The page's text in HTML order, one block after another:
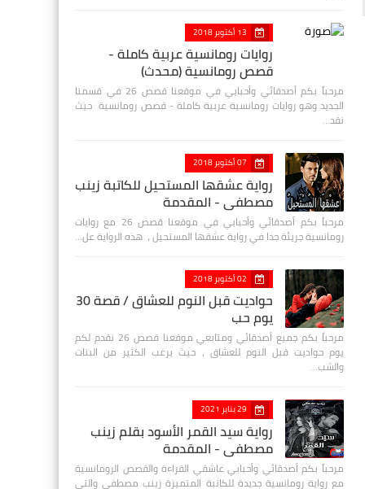
13 أكتوبر 2018
روايات رومانسية عربية كاملة -
قصص رومانسية (محدث)
مرحباً بكم أصدقائي وأحبابي في موقعنا قصص 26 في قسمنا
الجديد وهو روايات رومانسية عربية كاملة - قصص رومانسية حيث
نقد…
07 أكتوبر 2018
رواية عشقها المستحيل للكاتبة زينب
مصطفي - المقدمة
مرحباً بكم أصدقائي وأحبابي في موقعنا قصص 26 مع روايات
رومانسية جريئة جدا في رواية عشقها المستحيل ، هذه الرواية عل…
02 أكتوبر 2018
حواديت قبل النوم للعشاق / قصة 30
يوم حب
مرحباً بكم جميع أصدقائي ومتابعي موقعنا قصص 26 نقدم لكم
يوم حواديت قبل النوم للعشاق ، حيث يرغب الكثير من البنات
والشب…
29 يناير 2021
رواية سيد القمر الأسود بقلم زينب
مصطفي - المقدمة
مرحباً بكم أصدقائي وأحبابي عاشقي القراءة والقصص الرومانسية
مع رواية رومانسية جديدة للكاتبة المتميزة زينب مصطفى والتي